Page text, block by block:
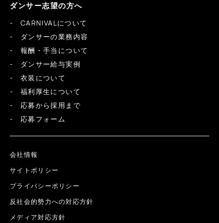
ダンサー志望の方へ
CARNIVALについて
ダンサーの業務内容
報酬・手当について
ダンサー給与実例
衣装について
福利厚生について
応募から採用まで
応募フォーム
会社情報
サイトポリシー
プライバシーポリシー
反社会的勢力への対応方針
メディア対応方針